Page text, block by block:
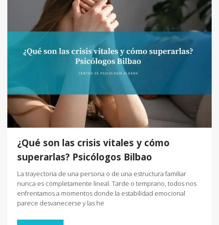
¿Qué son las crisis vitales y cómo
superarlas? Psicólogos Bilbao
La trayectoria de una persona o de una estructura familiar
nunca es completamente lineal. Tarde o temprano, todos nos
enfrentamos a momentos donde la estabilidad emocional
parece desvanecerse y las he